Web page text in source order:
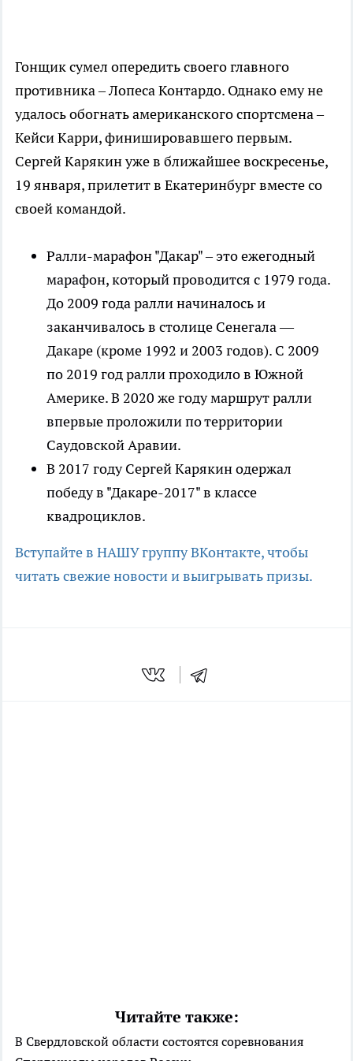
Гонщик сумел опередить своего главного
противника–Лопеса Контардо. Однако ему не
удалось обогнать американского спортсмена–
Кейси Карри, финишировавшего первым.
Сергей Карякин уже в ближайшее воскресенье,
19 января, прилетит в Екатеринбург вместе со
своей командой.
Ралли-марафон "Дакар"–это ежегодный
марафон, который проводится с 1979 года.
До 2009 года ралли начиналось и
заканчивалось в столице Сенегала —
Дакаре (кроме 1992 и 2003 годов). С 2009
по 2019 год ралли проходило в Южной
Америке. В 2020 же году маршрут ралли
впервые проложили по территории
Саудовской Аравии.
В 2017 году Сергей Карякин одержал
победу в "Дакаре-2017" в классе
квадроциклов.
Вступайте в НАШУ группу ВКонтакте, чтобы
читать свежие новости и выигрывать призы.
Читайте также:
В Свердловской области состоятся соревнования